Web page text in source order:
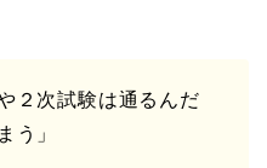
２次試験は通るんだ
う」